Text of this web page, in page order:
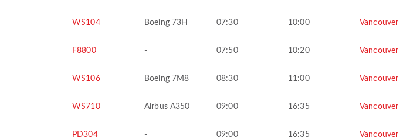
WS104 Boeing 73H 07:30 10:00 Vancouver
F8800 - 07:50 10:20 Vancouver
WS106 Boeing 7M8 08:30 11:00 Vancouver
WS710 Airbus A350 09:00 16:35 Vancouver
PD304 - 09:00 16:35 Vancouver